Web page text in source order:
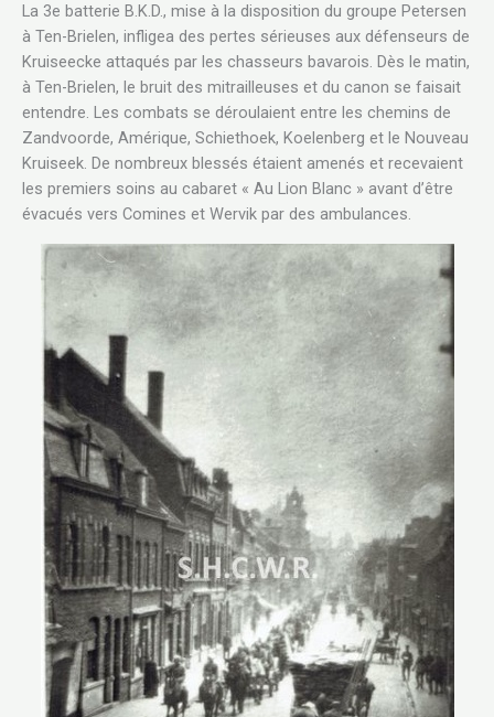
La 3e batterie B.K.D., mise à la disposition du groupe Petersen
à Ten-Brielen, infligea des pertes sérieuses aux défenseurs de
Kruiseecke attaqués par les chasseurs bavarois. Dès le matin,
à Ten-Brielen, le bruit des mitrailleuses et du canon se faisait
entendre. Les combats se déroulaient entre les chemins de
Zandvoorde, Amérique, Schiethoek, Koelenberg et le Nouveau
Kruiseek. De nombreux blessés étaient amenés et recevaient
les premiers soins au cabaret « Au Lion Blanc » avant d’être
évacués vers Comines et Wervik par des ambulances.